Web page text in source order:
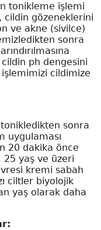
tonikleme işlemi
cildin gözeneklerini
ve akne (sivilce)
sonra
ph dengesini
işlemimizi cildimize
sonra
uygulaması
20 dakika önce
25 yaş ve üzeri
kremi sabah
ciltler biyolojik
yaş olarak daha